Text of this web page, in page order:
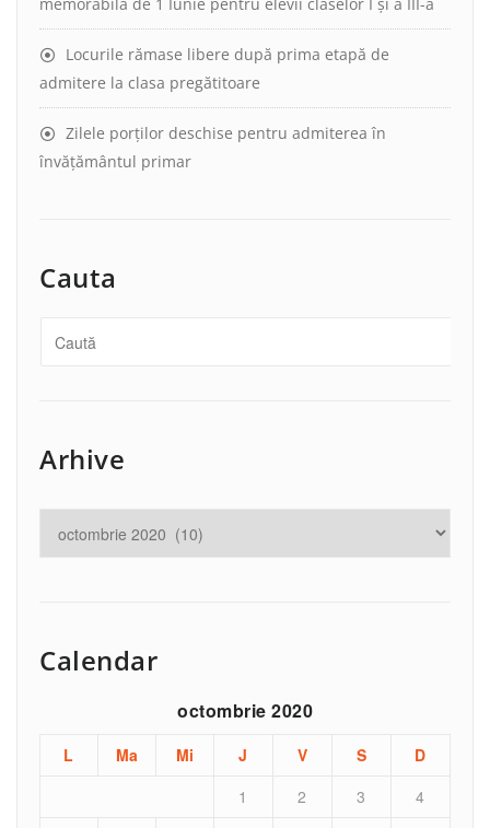
Locurile rămase libere după prima etapă de
admitere la clasa pregătitoare
Zilele porților deschise pentru admiterea în
învățământul primar
Cauta
Arhive
Calendar
octombrie 2020
L Ma Mi J V S
D
1
2 3
4